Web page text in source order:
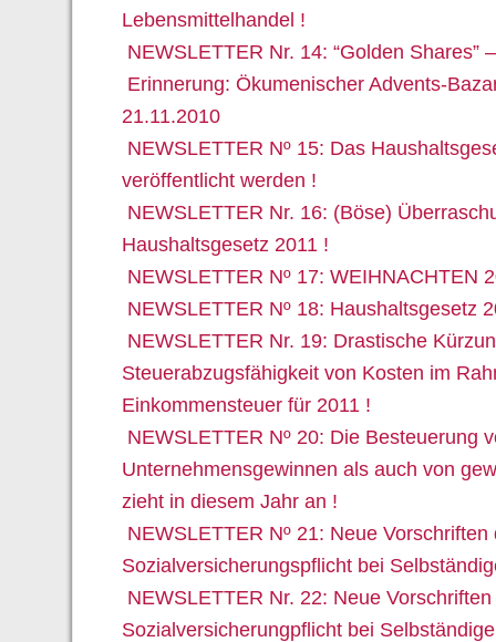
Lebensmittelhandel !
NEWSLETTER Nr. 14: “Golden Shares”
Erinnerung: Ökumenischer Advents-
21.11.2010
NEWSLETTER Nº 15: Das
veröffentlicht werden !
NEWSLETTER Nr. 16: (Böse)
Haushaltsgesetz 2011 !
NEWSLETTER Nº 17: WEIHNACHTEN
NEWSLETTER Nº 18: Haushaltsgesetz
NEWSLETTER Nr. 19: Drastische
Steuerabzugsfähigkeit von Kosten im
Einkommensteuer für 2011 !
NEWSLETTER Nº 20: Die Besteuerung
Unternehmensgewinnen als auch von
zieht in diesem Jahr an !
NEWSLETTER Nº 21: Neue Vorschriften
Sozialversicherungspflicht bei
NEWSLETTER Nr. 22: Neue Vorschriften
Sozialversicherungpflicht bei